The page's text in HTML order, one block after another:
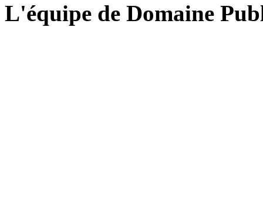
L'équipe de Domaine